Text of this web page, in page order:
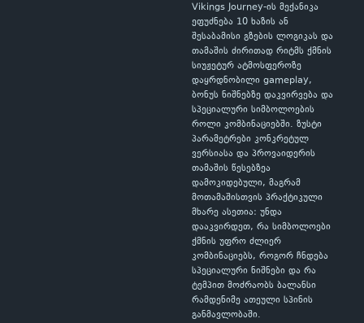
Vikings Journey-ის მექანიკა
ეფუძნება 10 ხაზის ან
შესაბამისი გზების ლოგიკას და
თამაშის ძირითად რიტმს ქმნის
სიუჟეტურ ატმოსფეროზე
დაყრდნობილი gameplay,
ბონუს ნიშნებზე დაკვირვება და
სპეციალური სიმბოლოების
როლი კომბინაციებში. ზუსტი
პარამეტრები კონკრეტულ
ვერსიასა და პროვაიდერის
თამაშის წესებზეა
დამოკიდებული, მაგრამ
მოთამაშისთვის პრაქტიკული
მხარე ასეთია: უნდა
დააკვირდეთ, რა სიმბოლოები
ქმნის უფრო ძლიერ
კომბინაციებს, როგორ ჩნდება
სპეციალური ნიშნები და რა
ტემპით მოძრაობს ბალანსი
რამდენიმე ათეული სპინის
განმავლობაში.